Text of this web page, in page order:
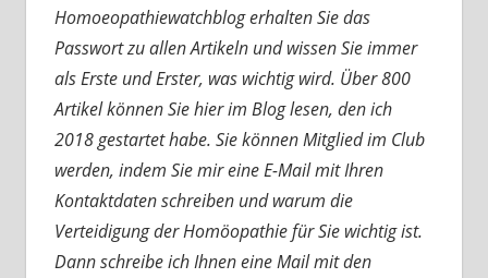
Homoeopathiewatchblog erhalten Sie das
Passwort zu allen Artikeln und wissen Sie immer
als Erste und Erster, was wichtig wird. Über 800
Artikel können Sie hier im Blog lesen, den ich
2018 gestartet habe. Sie können Mitglied im Club
werden, indem Sie mir eine E-Mail mit Ihren
Kontaktdaten schreiben und warum die
Verteidigung der Homöopathie für Sie wichtig ist.
Dann schreibe ich Ihnen eine Mail mit den